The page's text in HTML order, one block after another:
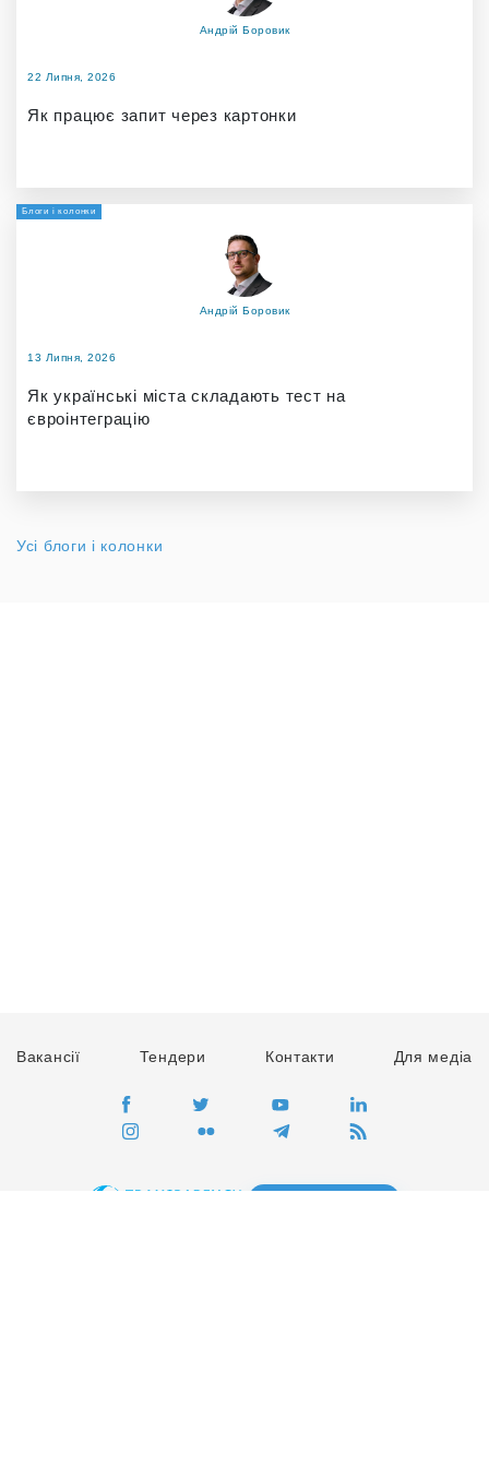
Андрій Боровик
22 Липня, 2026
Як працює запит через картонки
Блоги і колонки
Андрій Боровик
13 Липня, 2026
Як українські міста складають тест на
євроінтеграцію
Усі блоги і колонки
Вакансії Тендери Контакти Для медіа